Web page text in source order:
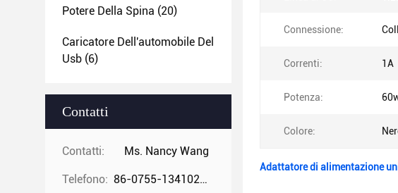
Potere Della Spina (20)
Caricatore Dell'automobile Del
Usb (6)
Contatti
Contatti: Ms. Nancy Wang
Telefono: 86-0755-13410274294
Connessione:
Correnti: 1A
Potenza:
Colore:
Adattatore di alimentazione